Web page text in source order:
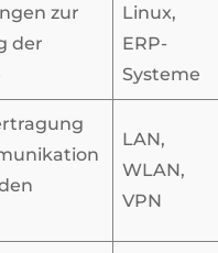
zur
der
Linux,
ERP-
Systeme
LAN,
WLAN,
VPN